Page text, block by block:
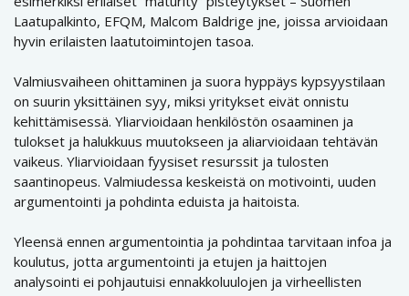
Laatupalkinto, EFQM, Malcom Baldrige jne, joissa arvioidaan
hyvin erilaisten laatutoimintojen tasoa.
Valmiusvaiheen ohittaminen ja suora hyppäys kypsyystilaan
on suurin yksittäinen syy, miksi yritykset eivät onnistu
kehittämisessä. Yliarvioidaan henkilöstön osaaminen ja
tulokset ja halukkuus muutokseen ja aliarvioidaan tehtävän
vaikeus. Yliarvioidaan fyysiset resurssit ja tulosten
saantinopeus. Valmiudessa keskeistä on motivointi, uuden
argumentointi ja pohdinta eduista ja haitoista.
Yleensä ennen argumentointia ja pohdintaa tarvitaan infoa ja
koulutus, jotta argumentointi ja etujen ja haittojen
analysointi ei pohjautuisi ennakkoluulojen ja virheellisten